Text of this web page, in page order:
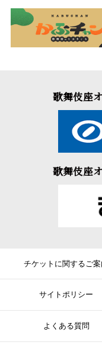
歌舞伎座
歌舞伎座
チケットに関するご案
サイトポリシー
よくある質問